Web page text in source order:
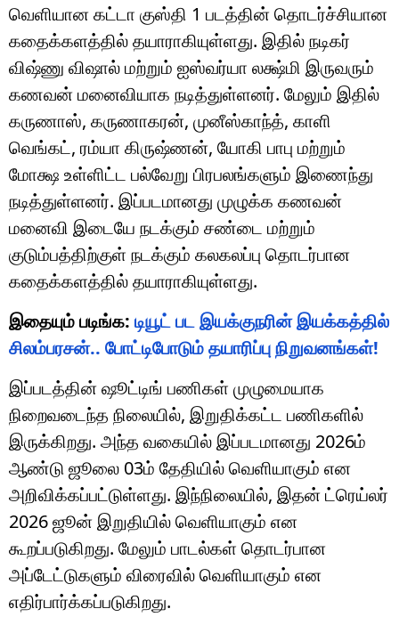
வெளியான கட்டா குஸ்தி 1 படத்தின் தொடர்ச்சியான
கதைக்களத்தில் தயாராகியுள்ளது. இதில் நடிகர்
விஷ்ணு விஷால் மற்றும் ஐஸ்வர்யா லக்ஷ்மி இருவரும்
கணவன் மனைவியாக நடித்துள்ளனர். மேலும் இதில்
கருணாஸ், கருணாகரன், முனீஸ்காந்த், காளி
வெங்கட், ரம்யா கிருஷ்ணன், யோகி பாபு மற்றும்
மோக்ஷ உள்ளிட்ட பல்வேறு பிரபலங்களும் இணைந்து
நடித்துள்ளனர். இப்படமானது முழுக்க கணவன்
மனைவி இடையே நடக்கும் சண்டை மற்றும்
குடும்பத்திற்குள் நடக்கும் கலகலப்பு தொடர்பான
கதைக்களத்தில் தயாராகியுள்ளது.
இதையும் படிங்க: டியூட் பட இயக்குநரின் இயக்கத்தில்
சிலம்பரசன்.. போட்டிபோடும் தயாரிப்பு நிறுவனங்கள்!
இப்படத்தின் ஷூட்டிங் பணிகள் முழுமையாக
நிறைவடைந்த நிலையில், இறுதிக்கட்ட பணிகளில்
இருக்கிறது. அந்த வகையில் இப்படமானது 2026ம்
ஆண்டு ஜூலை 03ம் தேதியில் வெளியாகும் என
அறிவிக்கப்பட்டுள்ளது. இந்நிலையில், இதன் ட்ரெய்லர்
2026 ஜூன் இறுதியில் வெளியாகும் என
கூறப்படுகிறது. மேலும் பாடல்கள் தொடர்பான
அப்டேட்டுகளும் விரைவில் வெளியாகும் என
எதிர்பார்க்கப்படுகிறது.